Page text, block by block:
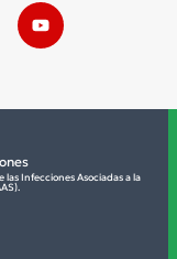
Infecciones Asociadas a la